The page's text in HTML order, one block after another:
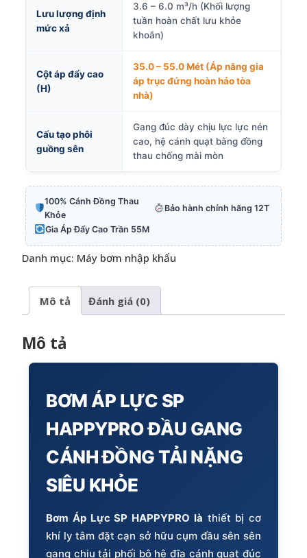
Lưu lượng định
mức xả
3.6 – 6.0 m³/h (Khối lượng
tuần hoàn chất lưu khỏe
khoắn)
Cột áp đẩy cao
(H)
35.0 – 55.0 Mét (Áp năng gia
áp trục đứng hoàn hảo tòa
nhà)
Cấu tạo phôi
guồng sên
Gang đúc dày chịu lực lực nén
cao, hệ cánh quạt bằng đồng
thau chống mài mòn
100% Cánh Đồng Thau
Khỏe
Bảo hành chính hãng 12T
Gia Áp Đẩy Cao Trần 55M
Danh mục: Máy bơm nhập khẩu
Mô tả Đánh giá (0)
Mô tả
BƠM ÁP LỰC SP
HAPPYPRO ĐẦU GANG
CÁNH ĐỒNG TẢI NẶNG
SIÊU KHỎE
Bơm Áp Lực SP HAPPYPRO là thiết bị cơ
khí ly tâm đặt cạn sở hữu cụm đầu sên sên
gang chịu tải phối bộ hệ đĩa cánh quạt đúc